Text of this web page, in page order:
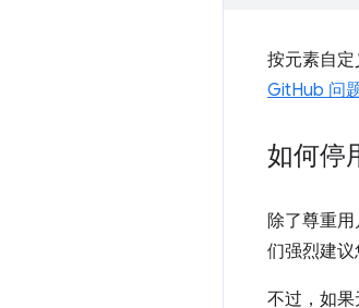
按元素自
GitHub 问
如何停
除了尊重
们强烈建议
不过，如果